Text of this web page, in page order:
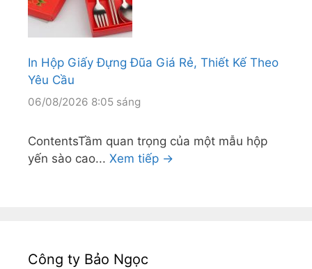
In Hộp Giấy Đựng Đũa Giá Rẻ, Thiết Kế Theo
Yêu Cầu
06/08/2026 8:05 sáng
ContentsTầm quan trọng của một mẫu hộp
yến sào cao... Xem tiếp →
Công ty Bảo Ngọc